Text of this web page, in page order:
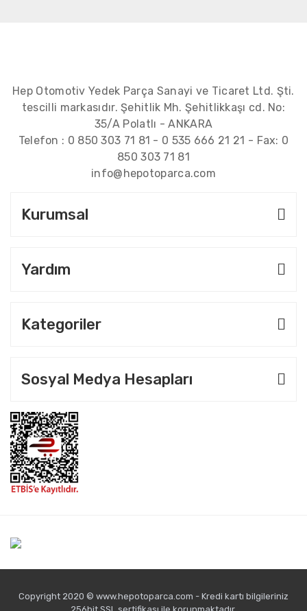
Hep Otomotiv Yedek Parça Sanayi ve Ticaret Ltd. Şti.
tescilli markasıdır. Şehitlik Mh. Şehitlikkaşı cd. No:
35/A Polatlı - ANKARA
Telefon : 0 850 303 71 81 - 0 535 666 21 21 - Fax: 0
850 303 71 81
info@hepotoparca.com
Kurumsal
Yardım
Kategoriler
Sosyal Medya Hesapları
Copyright 2020 © www.hepotoparca.com - Kredi kartı bilgileriniz